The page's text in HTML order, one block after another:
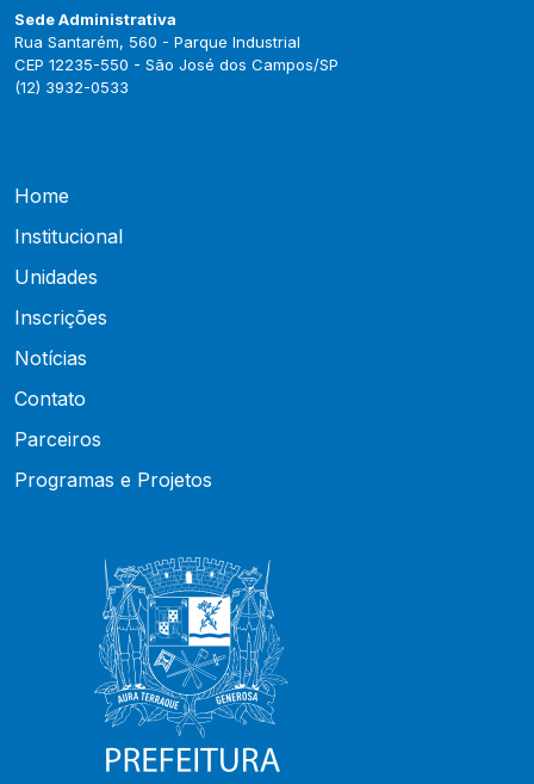
Sede Administrativa
Rua Santarém, 560 - Parque Industrial
CEP 12235-550 - São José dos Campos/SP
(12) 3932-0533
Home
Institucional
Unidades
Inscrições
Notícias
Contato
Parceiros
Programas e Projetos